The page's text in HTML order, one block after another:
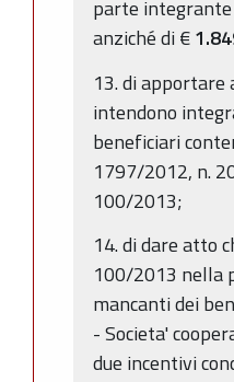
parte
anziché di €
13. di apportare
intendono
beneficiari
1797/2012, n.
100/2013;
14. di dare atto
100/2013 nella
mancanti dei
- Societa'
due incentivi